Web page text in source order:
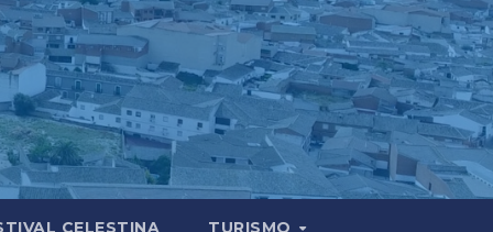
CELESTINA TURISMO